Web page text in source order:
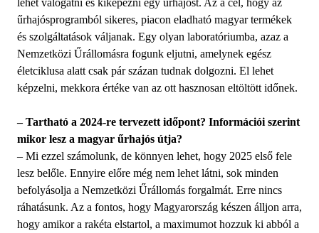
űrhajósprogramból sikeres, piacon eladható magyar termékek
és szolgáltatások váljanak. Egy olyan laborató­riumba, azaz a
Nemzetközi Űrállomásra fogunk eljutni, amelynek egész
életciklusa alatt csak pár százan tudnak dolgozni. El lehet
képzelni, mekkora értéke van az ott hasznosan eltöltött időnek.
– Tartható a 2024-re tervezett időpont? Információi szerint
mikor lesz a magyar űrhajós útja?
– Mi ezzel számolunk, de könnyen lehet, hogy 2025 első fele
lesz belőle. Ennyire előre még nem lehet látni, sok minden
befolyásolja a Nemzetközi Űrállomás forgalmát. Erre nincs
ráhatásunk. Az a fontos, hogy Magyarország készen álljon arra,
hogy amikor a rakéta elstartol, a maximumot hozzuk ki abból a